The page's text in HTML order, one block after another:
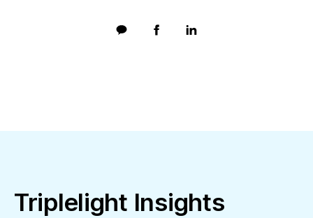
Triplelight Insights